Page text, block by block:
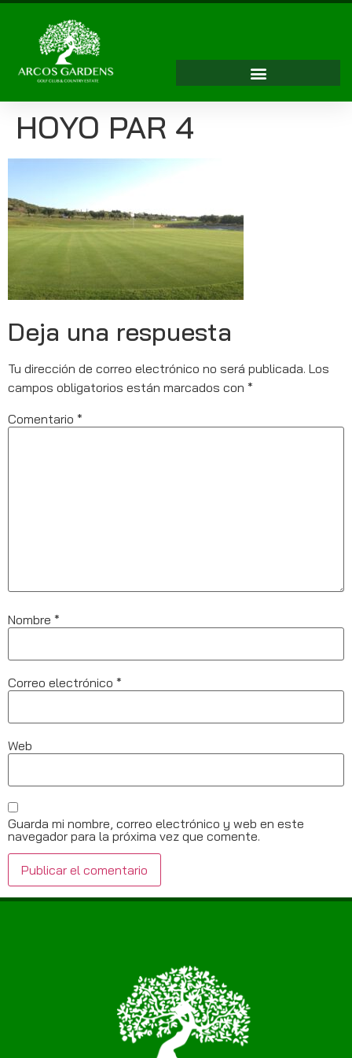
HOYO PAR 4
Deja una respuesta
Tu dirección de correo electrónico no será publicada. Los
campos obligatorios están marcados con *
Comentario *
Nombre *
Correo electrónico *
Web
Guarda mi nombre, correo electrónico y web en este
navegador para la próxima vez que comente.